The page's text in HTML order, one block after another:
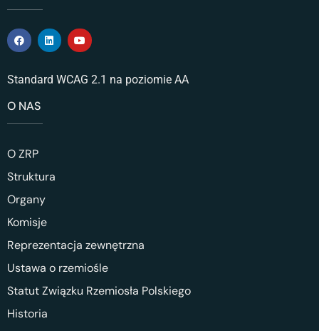
Standard WCAG 2.1 na poziomie AA
O NAS
O ZRP
Struktura
Organy
Komisje
Reprezentacja zewnętrzna
Ustawa o rzemiośle
Statut Związku Rzemiosła Polskiego
Historia